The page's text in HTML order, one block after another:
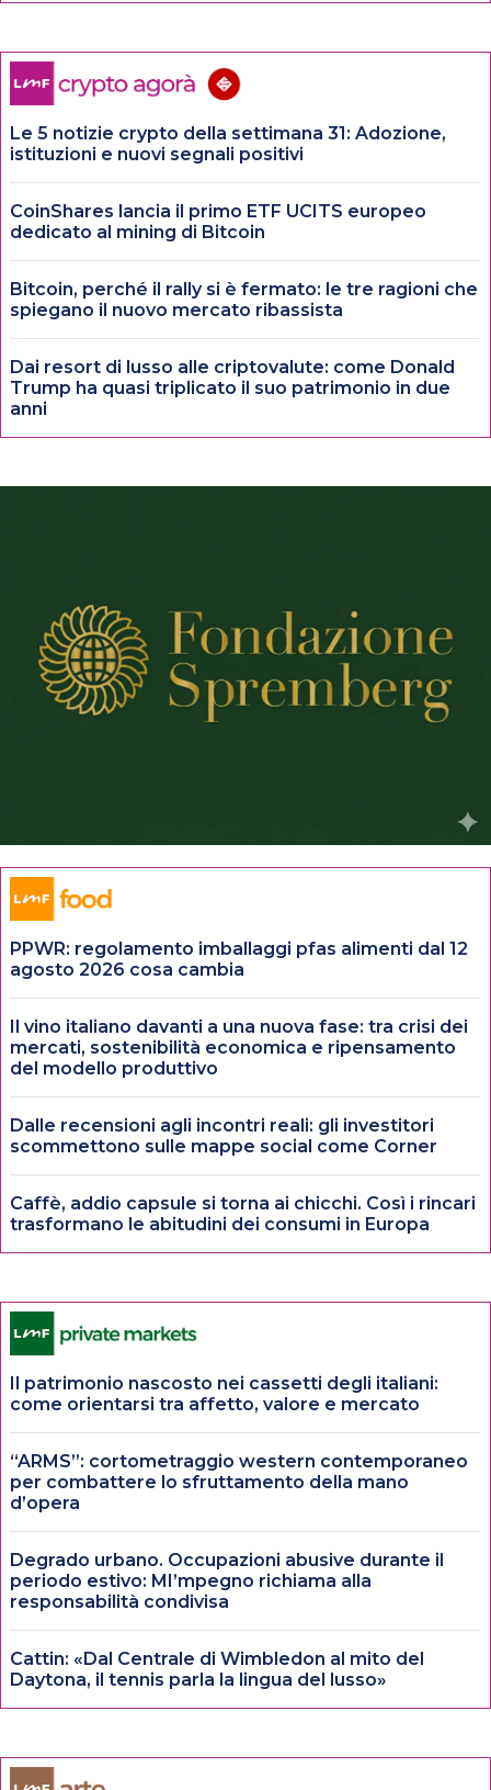
Le 5 notizie crypto della settimana 31: Adozione,
istituzioni e nuovi segnali positivi
CoinShares lancia il primo ETF UCITS europeo
dedicato al mining di Bitcoin
Bitcoin, perché il rally si è fermato: le tre ragioni che
spiegano il nuovo mercato ribassista
Dai resort di lusso alle criptovalute: come Donald
Trump ha quasi triplicato il suo patrimonio in due
anni
PPWR: regolamento imballaggi pfas alimenti dal 12
agosto 2026 cosa cambia
Il vino italiano davanti a una nuova fase: tra crisi dei
mercati, sostenibilità economica e ripensamento
del modello produttivo
Dalle recensioni agli incontri reali: gli investitori
scommettono sulle mappe social come Corner
Caffè, addio capsule si torna ai chicchi. Così i rincari
trasformano le abitudini dei consumi in Europa
Il patrimonio nascosto nei cassetti degli italiani:
come orientarsi tra affetto, valore e mercato
“ARMS”: cortometraggio western contemporaneo
per combattere lo sfruttamento della mano
d’opera
Degrado urbano. Occupazioni abusive durante il
periodo estivo: MI’mpegno richiama alla
responsabilità condivisa
Cattin: «Dal Centrale di Wimbledon al mito del
Daytona, il tennis parla la lingua del lusso»